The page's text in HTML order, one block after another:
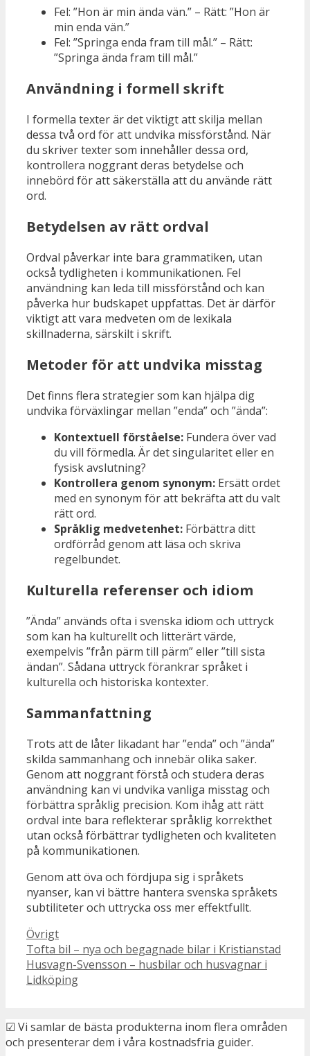
Fel: ”Hon är min ända vän.” – Rätt: ”Hon är
min enda vän.”
Fel: ”Springa enda fram till mål.” – Rätt:
”Springa ända fram till mål.”
Användning i formell skrift
I formella texter är det viktigt att skilja mellan
dessa två ord för att undvika missförstånd. När
du skriver texter som innehåller dessa ord,
kontrollera noggrant deras betydelse och
innebörd för att säkerställa att du använde rätt
ord.
Betydelsen av rätt ordval
Ordval påverkar inte bara grammatiken, utan
också tydligheten i kommunikationen. Fel
användning kan leda till missförstånd och kan
påverka hur budskapet uppfattas. Det är därför
viktigt att vara medveten om de lexikala
skillnaderna, särskilt i skrift.
Metoder för att undvika misstag
Det finns flera strategier som kan hjälpa dig
undvika förväxlingar mellan ”enda” och ”ända”:
Kontextuell förståelse: Fundera över vad
du vill förmedla. Är det singularitet eller en
fysisk avslutning?
Kontrollera genom synonym: Ersätt ordet
med en synonym för att bekräfta att du valt
rätt ord.
Språklig medvetenhet: Förbättra ditt
ordförråd genom att läsa och skriva
regelbundet.
Kulturella referenser och idiom
”Ända” används ofta i svenska idiom och uttryck
som kan ha kulturellt och litterärt värde,
exempelvis ”från pärm till pärm” eller ”till sista
ändan”. Sådana uttryck förankrar språket i
kulturella och historiska kontexter.
Sammanfattning
Trots att de låter likadant har ”enda” och ”ända”
skilda sammanhang och innebär olika saker.
Genom att noggrant förstå och studera deras
användning kan vi undvika vanliga misstag och
förbättra språklig precision. Kom ihåg att rätt
ordval inte bara reflekterar språklig korrekthet
utan också förbättrar tydligheten och kvaliteten
på kommunikationen.
Genom att öva och fördjupa sig i språkets
nyanser, kan vi bättre hantera svenska språkets
subtiliteter och uttrycka oss mer effektfullt.
Kategorier
Övrigt
Tofta bil – nya och begagnade bilar i Kristianstad
Husvagn-Svensson – husbilar och husvagnar i
Lidköping
☑ Vi samlar de bästa produkterna inom flera områden
och presenterar dem i våra kostnadsfria guider.